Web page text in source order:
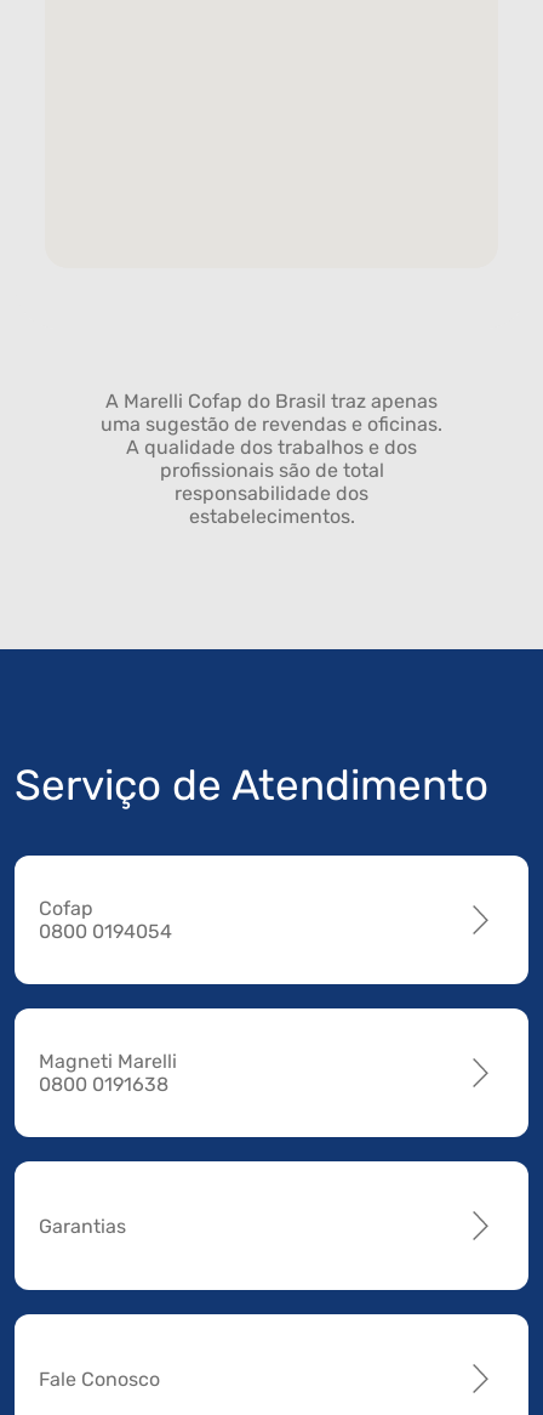
A Marelli Cofap do Brasil traz apenas
uma sugestão de revendas e oficinas.
A qualidade dos trabalhos e dos
profissionais são de total
responsabilidade dos
estabelecimentos.
Serviço de Atendimento
Cofap
0800 0194054
Magneti Marelli
0800 0191638
Garantias
Fale Conosco